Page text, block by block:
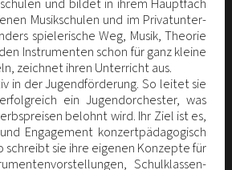
und bil­det in ihrem Haupt­fach
Musik­schu­len und im Pri­vat­un­ter­
spie­le­ri­sche Weg, Musik, Theo­rie
Instru­men­ten schon für ganz klei­ne
zeich­net ihren Unter­richt aus.
in der Jugend­för­de­rung. So lei­tet sie
ein Jugend­or­ches­ter, was
belohnt wird. Ihr Ziel ist es,
Enga­ge­ment kon­zert­päd­ago­gisch
schreibt sie ihre eige­nen Kon­zep­te für
Schul­klas­sen­